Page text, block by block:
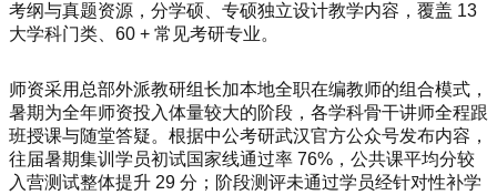
考纲与真题资源，分学硕、专硕独立设计教学内容，覆盖 13
大学科门类、60 + 常见考研专业。
师资采用总部外派教研组长加本地全职在编教师的组合模式，
暑期为全年师资投入体量较大的阶段，各学科骨干讲师全程跟
班授课与随堂答疑。根据中公考研武汉官方公众号发布内容，
往届暑期集训学员初试国家线通过率 76%，公共课平均分较
入营测试整体提升 29 分；阶段测评未通过学员经针对性补学